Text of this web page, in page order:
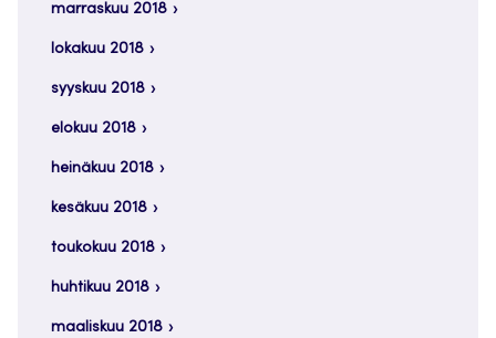
marraskuu 2018
lokakuu 2018
syyskuu 2018
elokuu 2018
heinäkuu 2018
kesäkuu 2018
toukokuu 2018
huhtikuu 2018
maaliskuu 2018